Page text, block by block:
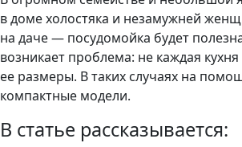
в доме холостяка и незамужней
на даче — посудомойка будет
возникает проблема: не каждая
ее размеры. В таких случаях на
компактные модели.
В статье рассказывается: